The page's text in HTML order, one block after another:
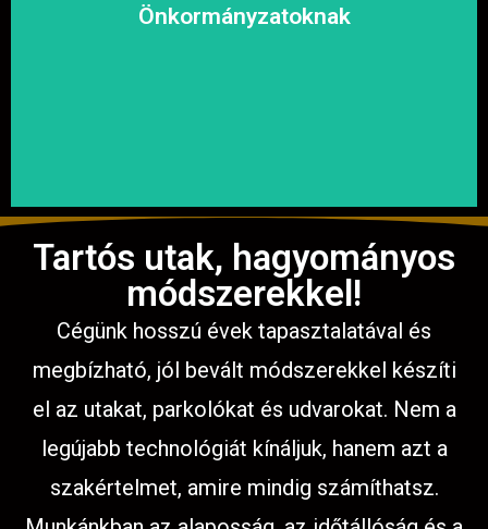
Önkormányzatoknak
garantáljuk a hosszú távú és fenntartható
Tartós utak, hagyományos
módszerekkel!
Cégünk hosszú évek tapasztalatával és
megbízható, jól bevált módszerekkel készíti
el az utakat, parkolókat és udvarokat. Nem a
legújabb technológiát kínáljuk, hanem azt a
szakértelmet, amire mindig számíthatsz.